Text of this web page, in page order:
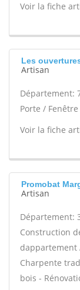
Voir la fiche
Les
Artisan
Département:
Porte / Fenêtre
Voir la fiche
Promobat
Artisan
Département:
Construction
Charpente
bois -